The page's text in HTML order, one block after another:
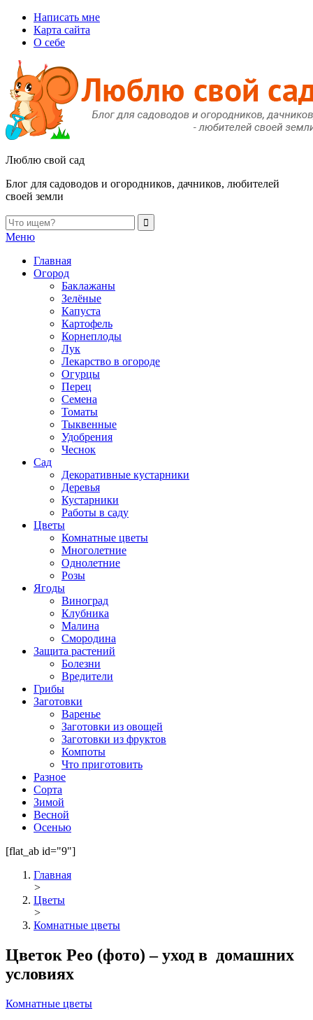
Написать мне
Карта сайта
О себе
Люблю свой сад
Блог для садоводов и огородников, дачников, любителей
своей земли
Меню
Главная
Огород
Баклажаны
Зелёные
Капуста
Картофель
Корнеплоды
Лук
Лекарство в огороде
Огурцы
Перец
Семена
Томаты
Тыквенные
Удобрения
Чеснок
Сад
Декоративные кустарники
Деревья
Кустарники
Работы в саду
Цветы
Комнатные цветы
Многолетние
Однолетние
Розы
Ягоды
Виноград
Клубника
Малина
Смородина
Защита растений
Болезни
Вредители
Грибы
Заготовки
Варенье
Заготовки из овощей
Заготовки из фруктов
Компоты
Что приготовить
Разное
Сорта
Зимой
Весной
Осенью
[flat_ab id="9"]
Главная
>
Цветы
>
Комнатные цветы
Цветок Рео (фото) – уход в домашних
условиях
Комнатные цветы